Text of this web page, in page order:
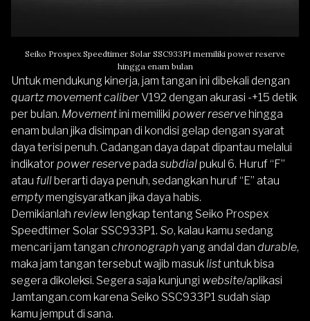
Seiko Prospex Speedtimer Solar SSC933P1 memiliki power reserve
hingga enam bulan
Untuk mendukung kinerja, jam tangan ini dibekali dengan
quartz movement caliberV192 dengan akurasi -+15 detik
per bulan. Movementini memiliki power reservehingga
enam bulan jika disimpan di kondisi gelap dengan syarat
daya terisi penuh. Cadangan daya dapat dipantau melalui
indikator power reservepada subdialpukul 6. Huruf “F”
atau fullberarti daya penuh, sedangkan huruf “E” atau
emptymengisyaratkan jika daya habis.
Demikianlah reviewlengkap tentang Seiko Prospex
Speedtimer Solar SSC933P1. So, kalau kamu sedang
mencari jam tangan chronographyang andal dan durable,
maka jam tangan tersebut wajib masuklistuntuk bisa
segera dikoleksi. Segera saja kunjungi website/aplikasi
Jamtangan.com karena Seiko SSC933P1 sudah siap
kamu jemput di sana.